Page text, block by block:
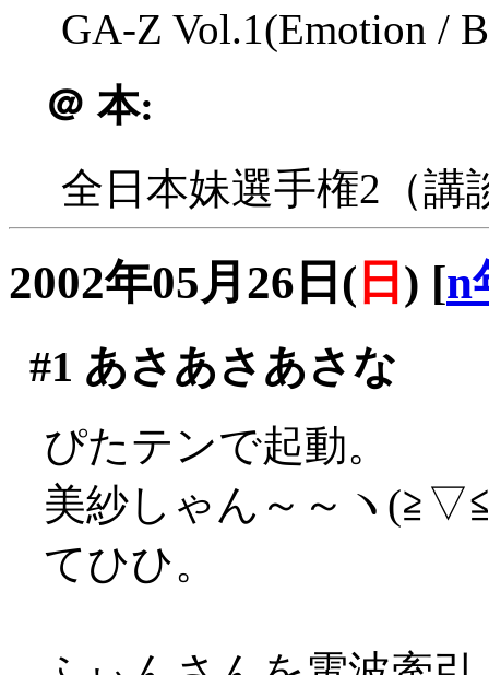
GA-Z Vol.1(Emotion /
＠ 本:
全日本妹選手権2（講
2002年05月26日( 日 ) [n
#1 あさあさあさな
ぴたテンで起動。
美紗しゃん～～ヽ
てひひ。